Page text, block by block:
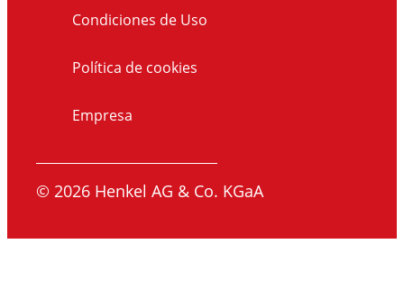
Condiciones de Uso
Política de cookies
Empresa
© 2026 Henkel AG & Co. KGaA